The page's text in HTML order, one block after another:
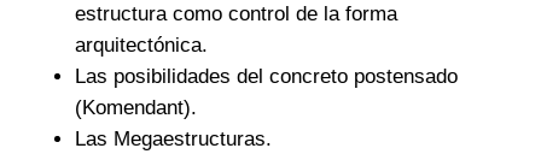
estructura como control de la forma
arquitectónica.
Las posibilidades del concreto postensado
(Komendant).
Las Megaestructuras.